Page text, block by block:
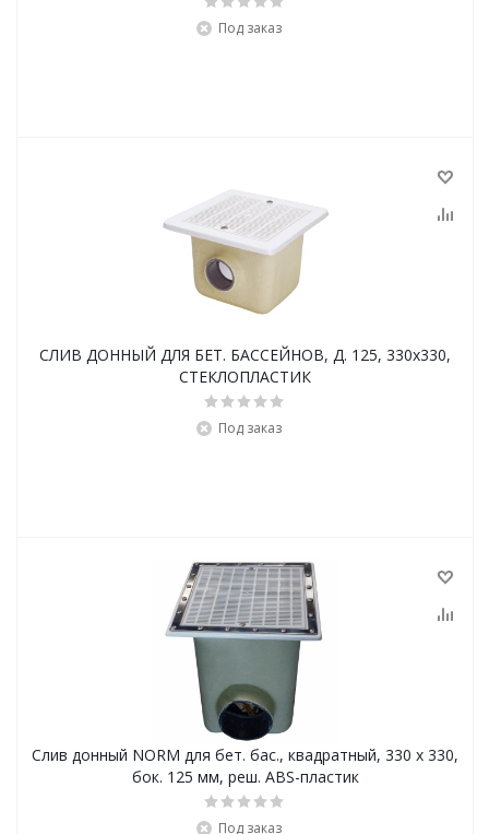
Под заказ
СЛИВ ДОННЫЙ ДЛЯ БЕТ. БАССЕЙНОВ, Д. 125, 330x330,
СТЕКЛОПЛАСТИК
Под заказ
Слив донный NORM для бет. бас., квадратный, 330 x 330,
бок. 125 мм, реш. ABS-пластик
Под заказ